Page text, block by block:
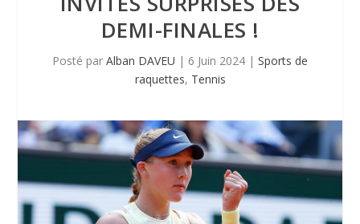
DEMI-FINALES !
Posté par Alban DAVEU | 6 Juin 2024 | Sports de
raquettes, Tennis